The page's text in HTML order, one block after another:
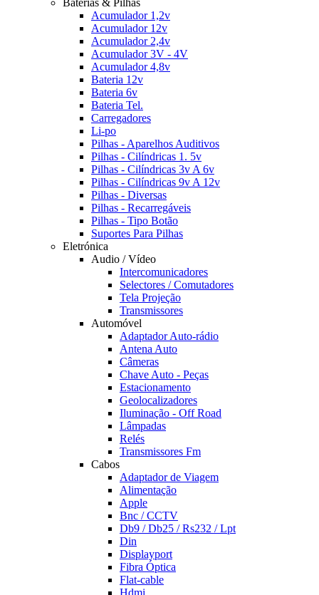
Baterias & Pilhas
Acumulador 1,2v
Acumulador 12v
Acumulador 2,4v
Acumulador 3V - 4V
Acumulador 4,8v
Bateria 12v
Bateria 6v
Bateria Tel.
Carregadores
Li-po
Pilhas - Aparelhos Auditivos
Pilhas - Cilíndricas 1. 5v
Pilhas - Cilíndricas 3v A 6v
Pilhas - Cilíndricas 9v A 12v
Pilhas - Diversas
Pilhas - Recarregáveis
Pilhas - Tipo Botão
Suportes Para Pilhas
Eletrónica
Audio / Vídeo
Intercomunicadores
Selectores / Comutadores
Tela Projeção
Transmissores
Automóvel
Adaptador Auto-rádio
Antena Auto
Câmeras
Chave Auto - Peças
Estacionamento
Geolocalizadores
Iluminação - Off Road
Lâmpadas
Relés
Transmissores Fm
Cabos
Adaptador de Viagem
Alimentação
Apple
Bnc / CCTV
Db9 / Db25 / Rs232 / Lpt
Din
Displayport
Fibra Óptica
Flat-cable
Hdmi